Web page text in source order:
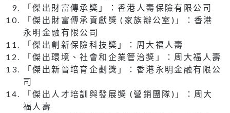
「傑出財富傳承獎」：香港人壽保險有限公司
「傑出財富傳承貢獻獎 (家族辦公室)」：香港
永明金融有限公司
「傑出創新保險科技獎」：周大福人壽
「傑出環境、社會和企業管治獎」：周大福人壽
「傑出新晉培育企劃獎」：香港永明金融有限公
司
「傑出人才培訓與發展獎 (營銷團隊)」：周大
福人壽